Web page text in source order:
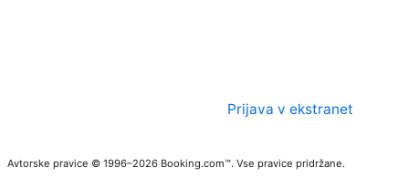
Prijava v ekstranet
Avtorske pravice © 1996–2026 Booking.com™. Vse pravice pridržane.